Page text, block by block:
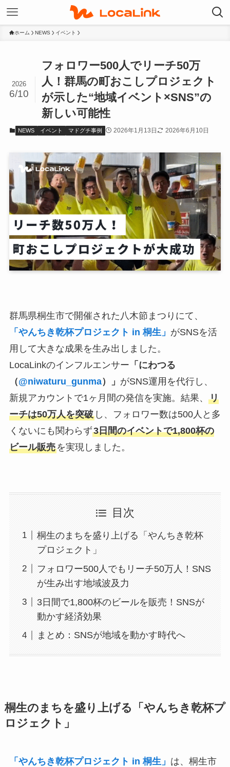
ホーム NEWS イベント
フォロワー500人でリーチ50万
人！群馬の町おこしプロジェクト
が示した“地域イベント×SNS”の
新しい可能性
2026
6/10
NEWS イベント マドグチ事例 2026年1月13日 2026年6月10日
群馬県桐生市で開催された八木節まつりにて、
「やんちき乾杯プロジェクト in 桐生」 がSNSを活
用して大きな成果を生み出しました。
LocaLinkのインフルエンサー 「にわつる
（@niwaturu_gunma）」 がSNS運用を代行し、
新規アカウントで1ヶ月間の発信を実施。結果、 リ
ーチは50万人を突破し、フォロワー数は500人と多
くないにも関わらず3日間のイベントで1,800杯の
ビール販売を実現しました。
目次
桐生のまちを盛り上げる「やんちき乾杯
プロジェクト」
フォロワー500人でもリーチ50万人！SNS
が生み出す地域波及力
3日間で1,800杯のビールを販売！SNSが
動かす経済効果
まとめ：SNSが地域を動かす時代へ
桐生のまちを盛り上げる「やんちき乾杯プ
ロジェクト」
「やんちき乾杯プロジェクト in 桐生」 は、桐生市